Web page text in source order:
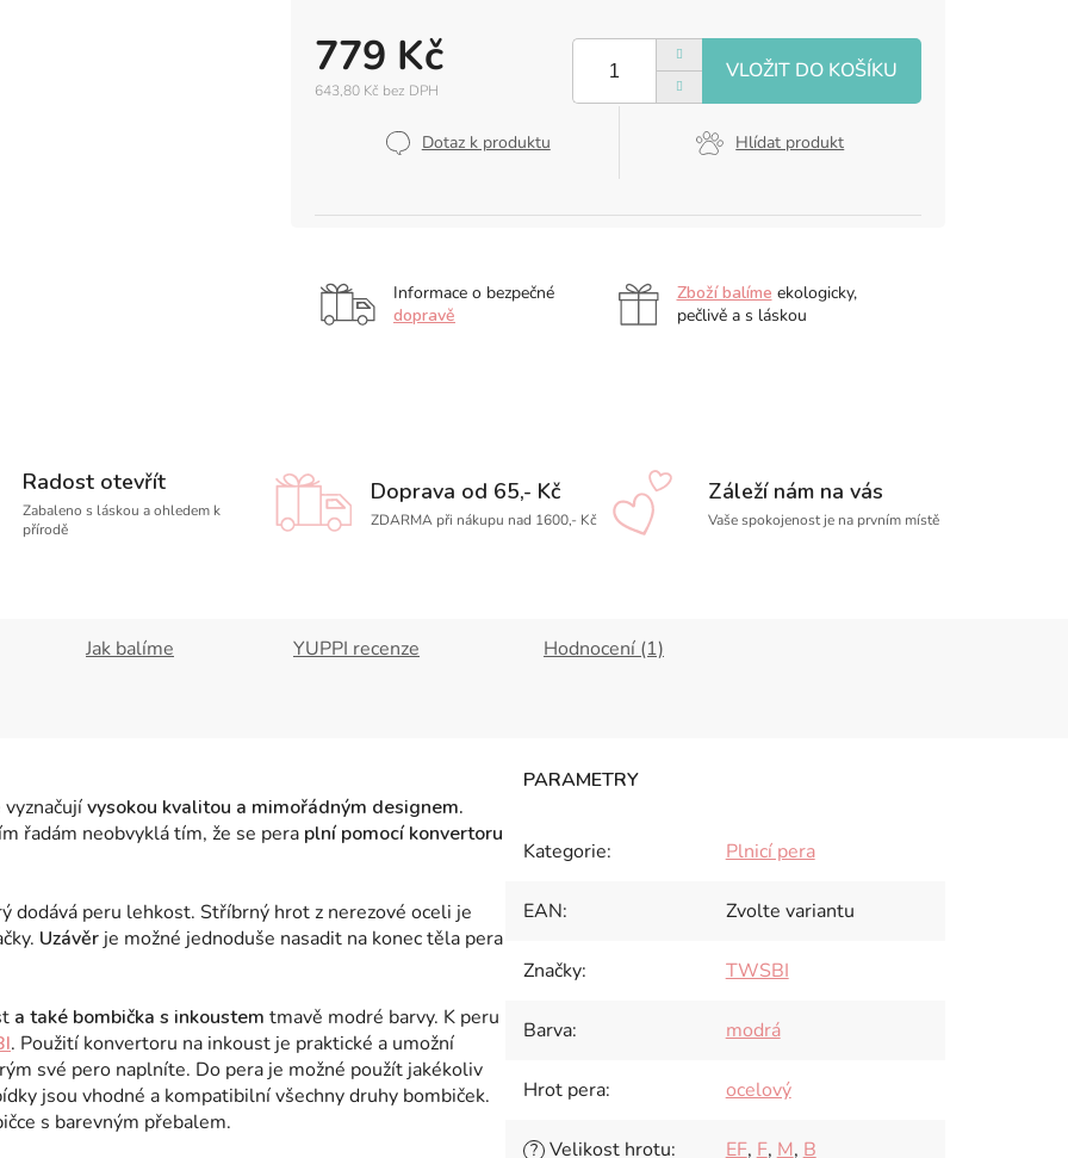
779 Kč
643,80 Kč bez DPH
Dotaz k produktu Hlídat produkt
Informace o bezpečné
dopravě
Zboží balíme ekologicky,
pečlivě a s láskou
Radost otevřít
Zabaleno s láskou a ohledem k
přírodě
Doprava od 65,- Kč
ZDARMA při nákupu nad 1600,- Kč
Záleží nám na vás
Vaše spokojenost je na prvním místě
Jak balíme YUPPI recenze Hodnocení (1)
vysokou kvalitou a mimořádným designem.
řadám neobvyklá tím, že se pera plní pomocí konvertoru
dodává peru lehkost. Stříbrný hrot z nerezové oceli je
Uzávěr je možné jednoduše nasadit na konec těla pera
a také bombička s inkoustem tmavě modré barvy. K peru
. Použití konvertoru na inkoust je praktické a umožní
své pero naplníte. Do pera je možné použít jakékoliv
jsou vhodné a kompatibilní všechny druhy bombiček.
s barevným přebalem.
Kategorie: Plnicí pera
EAN: Zvolte variantu
Značky: TWSBI
Barva: modrá
Hrot pera: ocelový
? Velikost hrotu: EF, F, M, B